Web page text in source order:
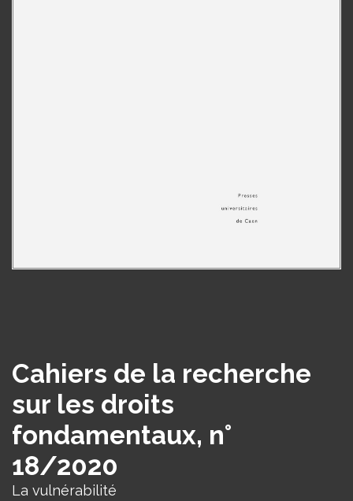
Cahiers de la recherche
sur les droits
fondamentaux, n°
18/2020
La vulnérabilité